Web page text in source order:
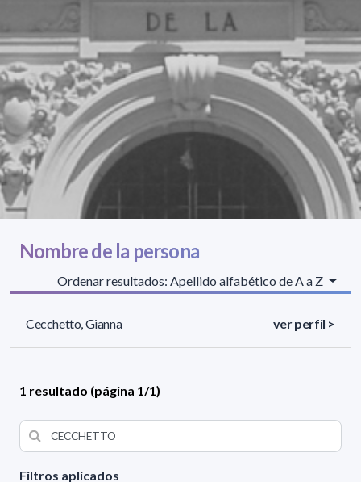
Filtros aplicados
Nombre de la persona
Ordenar resultados: Apellido alfabético de A a Z
Cecchetto, Gianna ver perfil >
1 resultado (página 1/1)